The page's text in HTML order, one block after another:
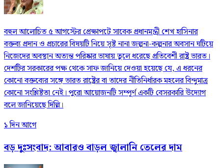
বহুল আলোচিত ৫ আগস্টের প্রেক্ষাপটে সাবেক প্রধানমন্ত্রী শেখ হাসিনার
বক্তব্য প্রদান ও প্রচারের বিষয়টি নিয়ে সৃষ্ট নানা জল্পনা-কল্পনার অবসান ঘটিয়ে
নিজেদের অবস্থান অত্যন্ত পরিষ্কার ভাষায় তুলে ধরেছে প্রতিবেশী রাষ্ট্র ভারত।
দেশটির সরকারের পক্ষ থেকে সাফ জানিয়ে দেওয়া হয়েছে যে, এ ধরনের
কোনো বক্তব্যের সঙ্গে ভারত রাষ্ট্রের বা তাদের নীতিনির্ধারক মহলের বিন্দুমাত্র
কোনো সংশ্লিষ্টতা নেই। পুরো আয়োজনটি সম্পূর্ণ একটি বেসরকারি উদ্যোগ
বলে জানিয়েছে দিল্লি।
১ দিন আগে
বড় দুঃসংবাদ: আবারও বাড়ল জ্বালানি তেলের দাম